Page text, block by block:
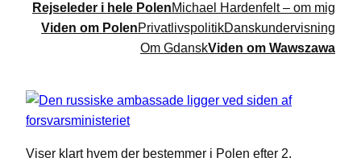
Rejseleder i hele PolenMichael Hardenfelt – om mig
Viden om PolenPrivatlivspolitikDanskundervisning
Om GdanskViden om Wawszawa
Viser klart hvem der bestemmer i Polen efter 2.